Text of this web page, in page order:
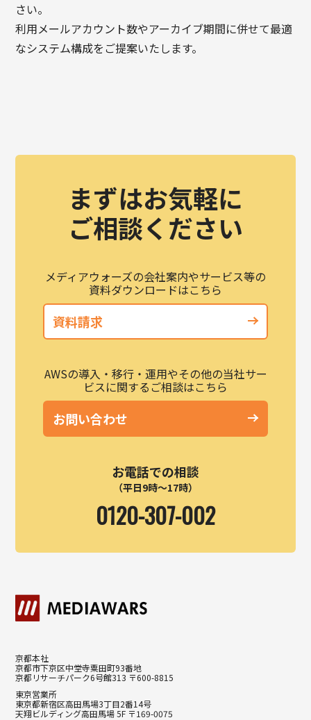
さい。
利用メールアカウント数やアーカイブ期間に併せて最適
なシステム構成をご提案いたします。
まずはお気軽に
ご相談ください
メディアウォーズの会社案内やサービス等の
資料ダウンロードはこちら
資料請求
AWSの導入・移行・運用やその他の当社サー
ビスに関するご相談はこちら
お問い合わせ
お電話での相談
（平日9時～17時）
0120-307-002
京都本社
京都市下京区中堂寺粟田町93番地
京都リサーチパーク6号館313 〒600-8815
東京営業所
東京都新宿区高田馬場3丁目2番14号
天翔ビルディング高田馬場 5F 〒169-0075